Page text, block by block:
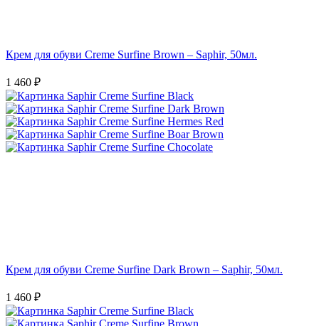
Крем для обуви Creme Surfine Brown – Saphir, 50мл.
1 460 ₽
Крем для обуви Creme Surfine Dark Brown – Saphir, 50мл.
1 460 ₽